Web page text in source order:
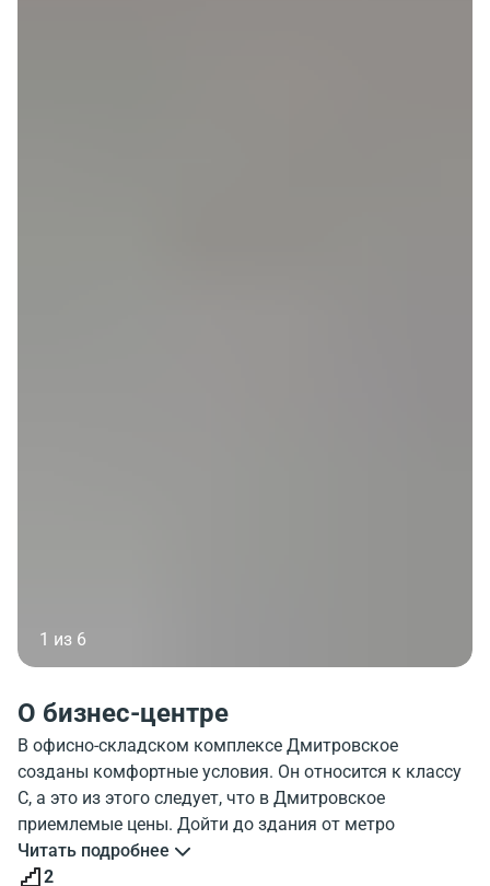
1 из 6
О бизнес-центре
В офисно-складском комплексе Дмитровское
созданы комфортные условия. Он относится к классу
C, а это из этого следует, что в Дмитровское
приемлемые цены. Дойти до здания от метро
Петровско-Разумовская можно достаточно быстро.
Объект Дмитровское , этажей 2, парковка. На
Читать подробнее
2